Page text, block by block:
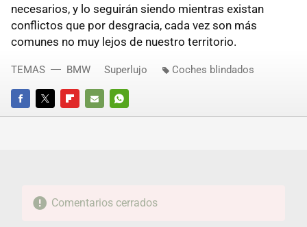
necesarios, y lo seguirán siendo mientras existan
conflictos que por desgracia, cada vez son más
comunes no muy lejos de nuestro territorio.
FACEBOOKTWITTERFLIPBOARD
E-
WHATSAPP
TEMAS BMW Superlujo Coches blindados
Comentarios cerrados